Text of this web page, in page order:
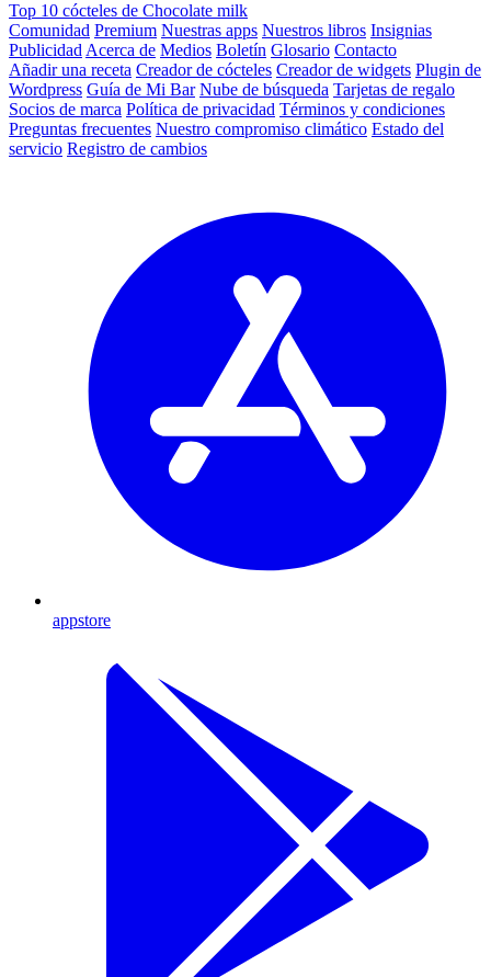
Top 10 cócteles de Chocolate milk
Comunidad Premium Nuestras apps Nuestros libros Insignias
Publicidad Acerca de Medios Boletín Glosario Contacto
Añadir una receta Creador de cócteles Creador de widgets Plugin de
Wordpress Guía de Mi Bar Nube de búsqueda Tarjetas de regalo
Socios de marca Política de privacidad Términos y condiciones
Preguntas frecuentes Nuestro compromiso climático Estado del
servicio Registro de cambios
appstore